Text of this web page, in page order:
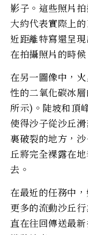
影子。這些照片
大約代表實際上
近距離特寫還呈
在拍攝照片的時
在另一圖像中，
性的二氧化碳冰
所示)。陡坡和頂
使得沙子從沙丘
裏破裂的地方，
丘將完全裸露在
去。
在最近的任務中
更多的流動沙丘
直在往回傳送最